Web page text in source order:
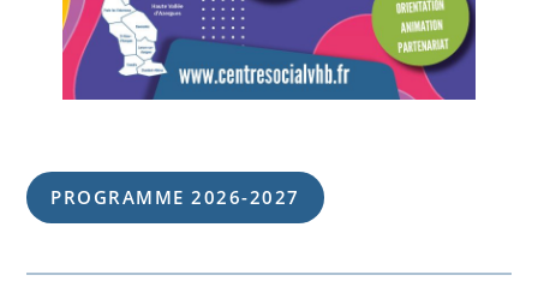
PROGRAMME 2026-2027